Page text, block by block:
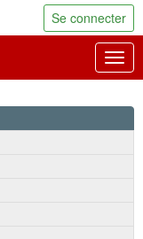
Se connecter